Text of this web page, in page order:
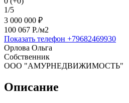
1/5
3 000 000 ₽
100 067 P./м2
Показать телефон +79682469930
Орлова Ольга
Собственник
ООО "АМУРНЕДВИЖИМОСТЬ"
Описание